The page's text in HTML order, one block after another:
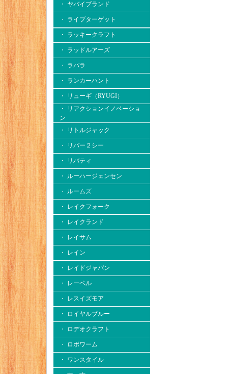
・ ヤバイブランド
・ ライブターゲット
・ ラッキークラフト
・ ラッドルアーズ
・ ラパラ
・ ランカーハント
・ リューギ（RYUGI）
・ リアクションイノベーショ
ン
・ リトルジャック
・ リバー２シー
・ リバティ
・ ルーハージェンセン
・ ルームズ
・ レイクフォーク
・ レイクランド
・ レイサム
・ レイン
・ レイドジャパン
・ レーベル
・ レスイズモア
・ ロイヤルブルー
・ ロデオクラフト
・ ロボワーム
・ ワンスタイル